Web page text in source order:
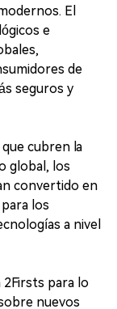
El
e
de
seguros y
cubren la
global, los
convertido en
los
a nivel
para lo
nuevos